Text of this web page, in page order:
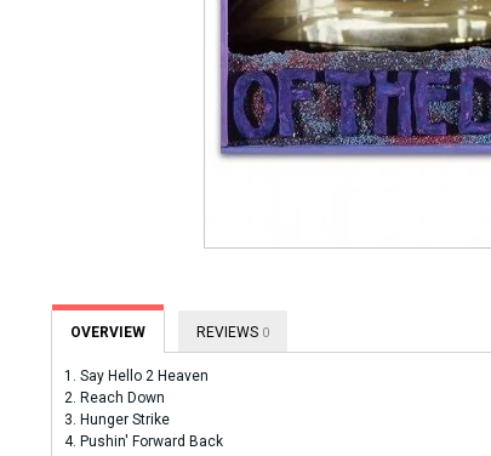
OVERVIEW REVIEWS 0
1. Say Hello 2 Heaven
2. Reach Down
3. Hunger Strike
4. Pushin' Forward Back